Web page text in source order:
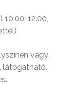
10.00-12.00,
vagy
látogatható.